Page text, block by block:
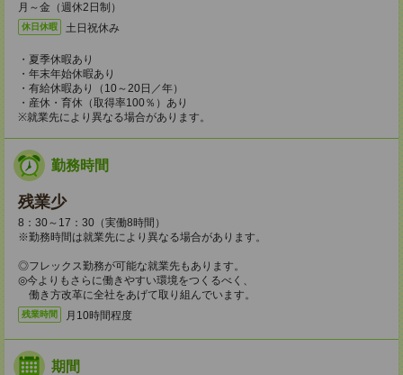
月～金（週休2日制）
休日休暇 土日祝休み
・夏季休暇あり
・年末年始休暇あり
・有給休暇あり（10～20日／年）
・産休・育休（取得率100％）あり
※就業先により異なる場合があります。
勤務時間
残業少
8：30～17：30（実働8時間）
※勤務時間は就業先により異なる場合があります。
◎フレックス勤務が可能な就業先もあります。
◎今よりもさらに働きやすい環境をつくるべく、
働き方改革に全社をあげて取り組んでいます。
残業時間 月10時間程度
期間